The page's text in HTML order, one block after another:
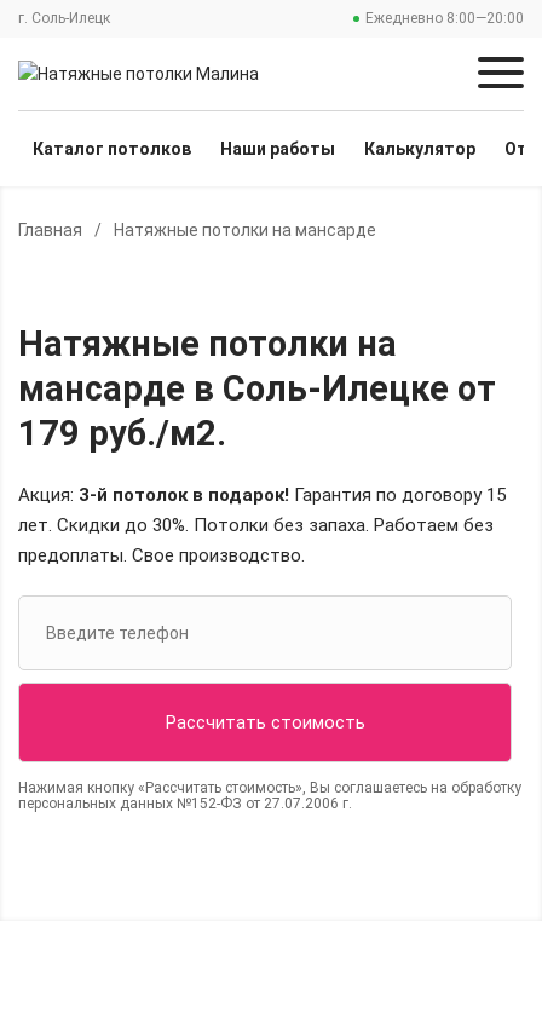
г. Соль-Илецк Ежедневно 8:00—20:00
Каталог потолков Наши работы Калькулятор
Главная / Натяжные потолки на мансарде
Натяжные потолки на
мансарде в Соль-Илецке от
179 руб./м2.
Акция: 3-й потолок в подарок! Гарантия по договору 15
лет. Скидки до 30%. Потолки без запаха. Работаем без
предоплаты. Свое производство.
Нажимая кнопку «Рассчитать стоимость», Вы соглашаетесь на обработку
персональных данных №152-ФЗ от 27.07.2006 г.